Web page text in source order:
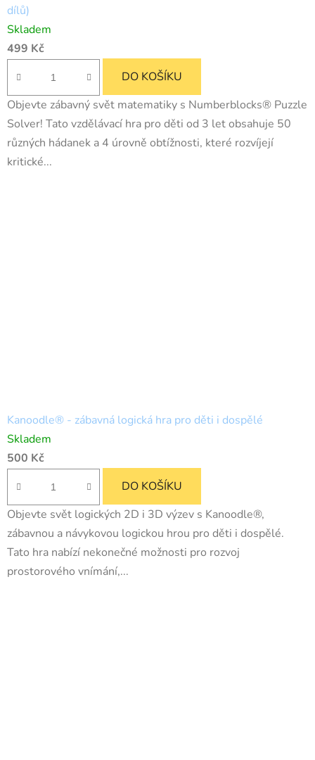
dílů)
Skladem
499 Kč
DO KOŠÍKU
Objevte zábavný svět matematiky s Numberblocks® Puzzle
Solver! Tato vzdělávací hra pro děti od 3 let obsahuje 50
různých hádanek a 4 úrovně obtížnosti, které rozvíjejí
kritické...
Kanoodle® - zábavná logická hra pro děti i dospělé
Skladem
500 Kč
DO KOŠÍKU
Objevte svět logických 2D i 3D výzev s Kanoodle®,
zábavnou a návykovou logickou hrou pro děti i dospělé.
Tato hra nabízí nekonečné možnosti pro rozvoj
prostorového vnímání,...